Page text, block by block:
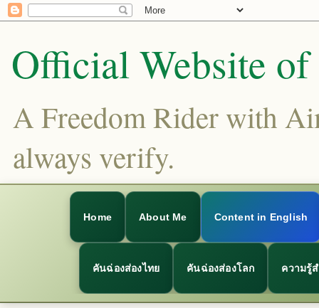
Official Website
A Freedom Rider with
always verify.
Home About Me Content in English
คันฉ่องส่องไทย คันฉ่องส่องโลก ความรู้